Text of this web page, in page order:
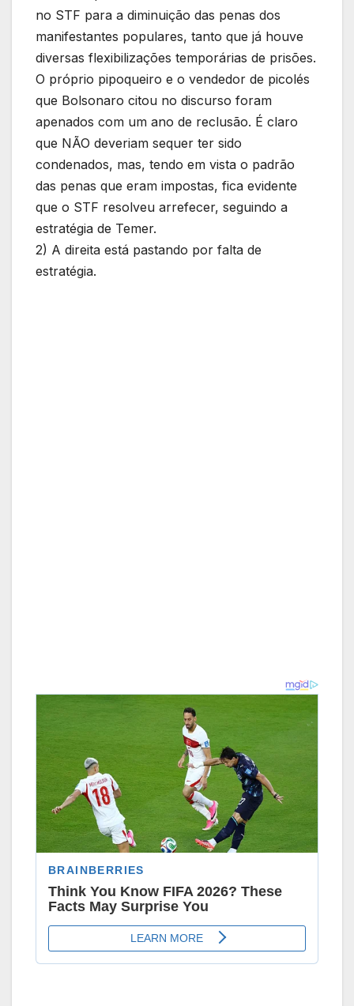
no STF para a diminuição das penas dos
manifestantes populares, tanto que já houve
diversas flexibilizações temporárias de prisões.
O próprio pipoqueiro e o vendedor de picolés
que Bolsonaro citou no discurso foram
apenados com um ano de reclusão. É claro
que NÃO deveriam sequer ter sido
condenados, mas, tendo em vista o padrão
das penas que eram impostas, fica evidente
que o STF resolveu arrefecer, seguindo a
estratégia de Temer.
2) A direita está pastando por falta de
estratégia.